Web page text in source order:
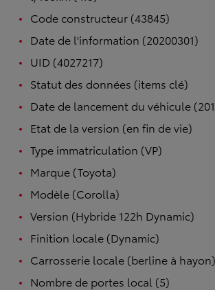
Code constructeur (43845)
Date de l'information (20200301)
UID (4027217)
Statut des données (items clé)
Date de lancement du véhicule
Etat de la version (en fin de vie)
Type immatriculation (VP)
Marque (Toyota)
Modèle (Corolla)
Version (Hybride 122h Dynamic)
Finition locale (Dynamic)
Carrosserie locale (berline à hayon)
Nombre de portes local (5)